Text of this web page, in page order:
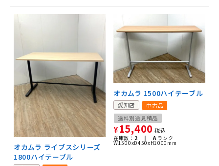
オカムラ ライブスシリーズ
1800ハイテーブル
オカムラ 1500ハイテーブル
愛知店
中古品
送料別途見積品
¥15,400 税込
在庫数： 2 | Aランク
W1500xD450xH1000mm